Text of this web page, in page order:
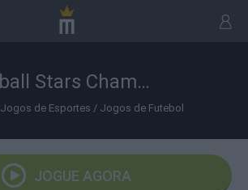
Football Stars Championship
Jogos de Esportes / Jogos de Futebol
JOGUE AGORA